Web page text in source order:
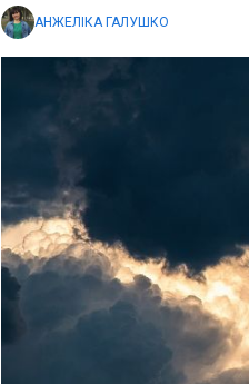
АНЖЕЛІКА ГАЛУШКО